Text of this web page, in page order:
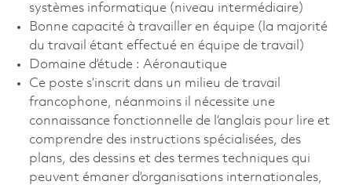
systèmes informatique (niveau intermédiaire)
Bonne capacité à travailler en équipe (la majorité
du travail étant effectué en équipe de travail)
Domaine d’étude : Aéronautique
Ce poste s’inscrit dans un milieu de travail
francophone, néanmoins il nécessite une
connaissance fonctionnelle de l’anglais pour lire et
comprendre des instructions spécialisées, des
plans, des dessins et des termes techniques qui
peuvent émaner d’organisations internationales,